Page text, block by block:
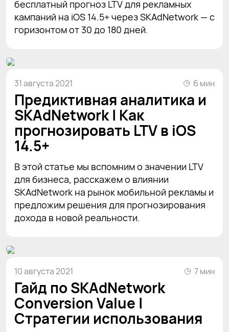
бесплатный прогноз LTV для рекламных
кампаний на iOS 14.5+ через SKAdNetwork — с
горизонтом от 30 до 180 дней.
31 августа 2021 6 мин
Предиктивная аналитика и
SKAdNetwork | Как
прогнозировать LTV в iOS
14.5+
В этой статье мы вспомним о значении LTV
для бизнеса, расскажем о влиянии
SKAdNetwork на рынок мобильной рекламы и
предложим решения для прогнозирования
дохода в новой реальности.
10 августа 2021 7 мин
Гайд по SKAdNetwork
Conversion Value |
Стратегии использования